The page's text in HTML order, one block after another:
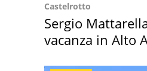
Castelrotto
Sergio
vacanza in Alto